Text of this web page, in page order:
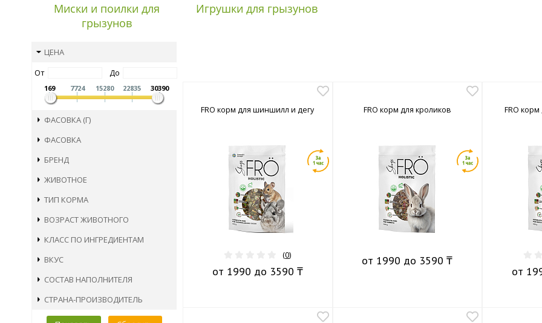
Миски и поилки для
грызунов
Игрушки для грызунов
ЦЕНА
От
До
169 7724 15280 22835 30390
ФАСОВКА (Г)
ФАСОВКА
БРЕНД
ЖИВОТНОЕ
ТИП КОРМА
ВОЗРАСТ ЖИВОТНОГО
КЛАСС ПО ИНГРЕДИЕНТАМ
ВКУС
СОСТАВ НАПОЛНИТЕЛЯ
СТРАНА-ПРОИЗВОДИТЕЛЬ
FRO корм для шиншилл и дегу
(0)
от 1990 до 3590 ₸
FRO корм для кроликов
от 1990 до 3590 ₸
FRO
от